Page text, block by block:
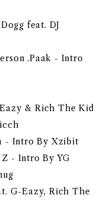
feat. DJ
.Paak - Intro
& Rich The Kid
- Intro By Xzibit
- Intro By YG
G-Eazy, Rich The